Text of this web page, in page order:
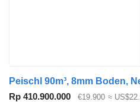
Peischl 90m³, 8mm Boden,
Rp 410.900.000
€19.900 ≈